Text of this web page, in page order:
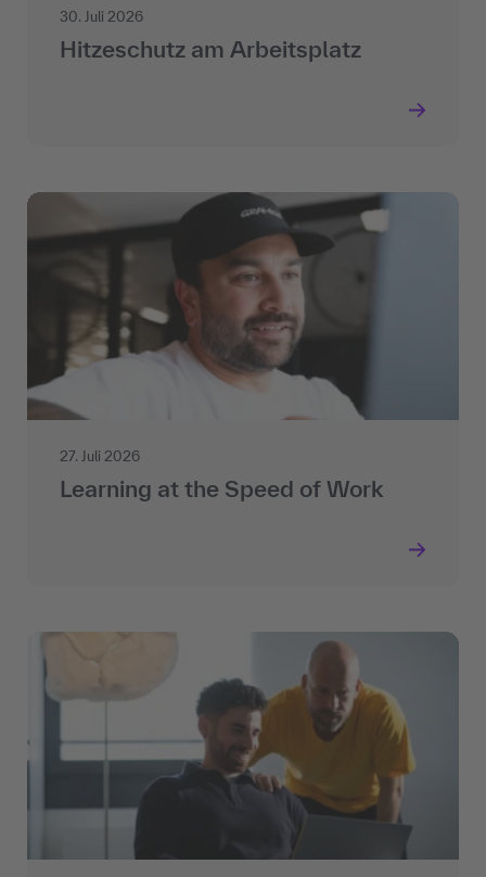
30. Juli 2026
Hitzeschutz am Arbeitsplatz
27. Juli 2026
Learning at the Speed of Work